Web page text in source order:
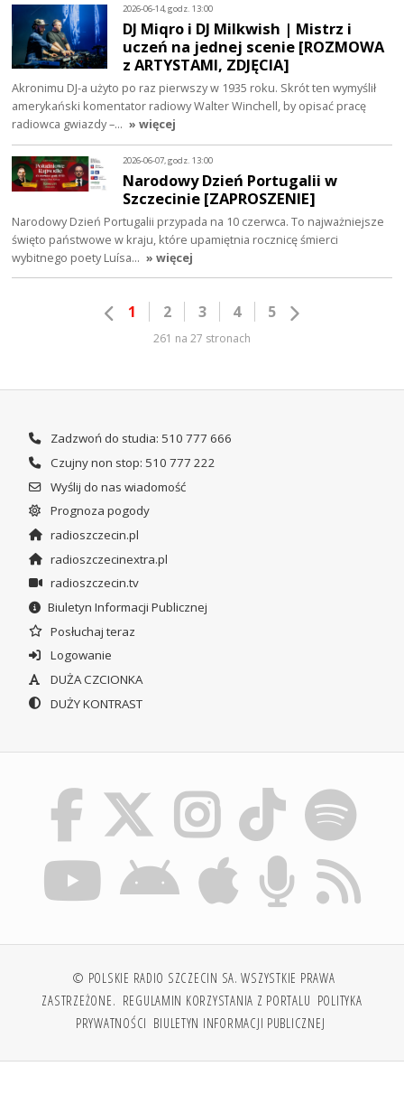
2026-06-14, godz. 13:00
DJ Miqro i DJ Milkwish | Mistrz i
uczeń na jednej scenie [ROZMOWA
z ARTYSTAMI, ZDJĘCIA]
Akronimu DJ-a użyto po raz pierwszy w 1935 roku. Skrót ten wymyślił
amerykański komentator radiowy Walter Winchell, by opisać pracę
radiowca gwiazdy –… » więcej
2026-06-07, godz. 13:00
Narodowy Dzień Portugalii w
Szczecinie [ZAPROSZENIE]
Narodowy Dzień Portugalii przypada na 10 czerwca. To najważniejsze
święto państwowe w kraju, które upamiętnia rocznicę śmierci
wybitnego poety Luísa… » więcej
1 2 3 4 5
261 na 27 stronach
Zadzwoń do studia: 510 777 666
Czujny non stop: 510 777 222
Wyślij do nas wiadomość
Prognoza pogody
radioszczecin.pl
radioszczecinextra.pl
radioszczecin.tv
Biuletyn Informacji Publicznej
Posłuchaj teraz
Logowanie
DUŻA CZCIONKA
DUŻY KONTRAST
© POLSKIE RADIO SZCZECIN SA. WSZYSTKIE PRAWA
ZASTRZEŻONE. REGULAMIN KORZYSTANIA Z PORTALU POLITYKA
PRYWATNOŚCI BIULETYN INFORMACJI PUBLICZNEJ